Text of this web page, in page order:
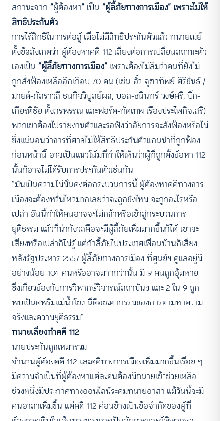
สถานะจาก “ผู้ต้องหา” เป็น “ผู้ลี้ภัยทางการเมือง” เพราะไม่ให้
สิทธิประกันตัว
การไร้สิทธิในการต่อสู้ เมื่อไม่มีสิทธิประกันตัวแล้ว ทนายเมย์
ตั้งข้อสังเกตว่า ผู้ต้องหาคดี 112 เสี่ยงต่อการเปลี่ยนสถานะตัว
เองเป็น “ผู้ลี้ภัยทางการเมือง” เพราะต้องไม่ลืมว่าคนที่ยังไม่
ถูกสั่งฟ้องเหลืออีกเกือบ 70 คน (เช่น อั๋ว จุฑาทิพย์ ศิริขันธ์ /
มายด์-ภัสราวลี ธนกิจวิบูลย์ผล, บอล-ชนินทร์ วงษ์ศรี, บิ๊ก-
เกียรติชัย ตั้งภรพรรณ และฟอร์ด-ทัดเทพ เรืองประไพกิจเสรี)
พวกเขาต้องไปรายงานตัวและรอฟังว่าอัยการจะสั่งฟ้องหรือไม่
ซึ่งแน่นอนว่าการที่ศาลไม่ให้สิทธิประกันตัวแกนนำที่ถูกฟ้อง
ก่อนหน้านี้ อาจเป็นแนวโน้มที่ทำให้เห็นว่าผู้ที่ถูกตั้งข้อหา 112
นั้นก็อาจไม่ได้รับการประกันตัวเช่นกัน
“มันเป็นความไม่มั่นคงต่อกระบวนการนี้ ผู้ต้องหาคดีทางการ
เมืองจะต้องหวั่นไหวมากเลยว่าจะถูกขังไหม จะถูกอะไรหรือ
เปล่า อันนี้ทำให้คนอาจจะไม่กล้าหรือเข้าสู่กระบวนการ
ยุติธรรม แล้วที่น่ากังวลคือจะมีผู้ลี้ภัยเพิ่มมากขึ้นก็ได้ เขาจะ
เสี่ยงหรือเปล่าก็ไม่รู้ แต่ถ้าลี้ภัยไปประเทศเพื่อนบ้านก็เสี่ยง
หลังรัฐประหาร 2557 ผู้ลี้ภัยทางการเมือง ที่ศูนย์ฯ ดูแลอยู่มี
อย่างน้อย 104 คนหรืออาจมากกว่านั้น มี 9 คนถูกอุ้มหาย
ซึ่งเกี่ยวข้องกับการวิพากษ์วิจารณ์สถาบันฯ และ 2 ใน 9 ถูก
พบเป็นศพริมแม่น้ำโขง นี่คือชะตากรรมของการตามหาความ
จริงและความยุติธรรม”
ทนายเลี่ยงทำคดี 112
นายประกันถูกเหมารวม
จำนวนผู้ต้องคดี 112 และคดีทางการเมืองเพิ่มมากขึ้นเรื่อย ๆ
มีความจำเป็นที่ผู้ต้องหาแต่ละคนต้องมีทนายเข้าช่วยเหลือ
ช่วงหนึ่งมีประกาศทางออนไลน์ระดมทนายอาสา แม้วันนี้จะมี
คนอาสาเพิ่มขึ้น แต่คดี 112 ค่อนข้างเป็นข้อจำกัดของผู้ที่